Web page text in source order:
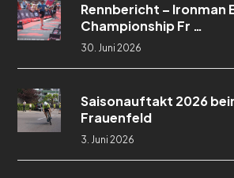
Rennbericht – Ironman
Championship Fr …
30. Juni 2026
Saisonauftakt 2026
Frauenfeld
3. Juni 2026